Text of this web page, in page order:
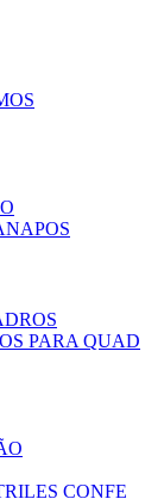
PARA QUAD
CONFE